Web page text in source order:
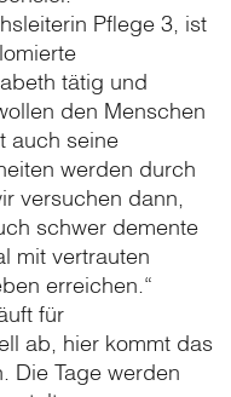
Pflege 3, ist
tätig und
den Menschen
auch seine
werden durch
versuchen dann,
schwer demente
mit vertrauten
erreichen.“
für
ab, hier kommt das
Die Tage werden